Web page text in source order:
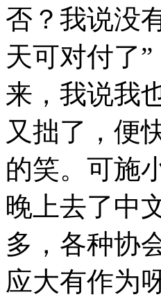
否？我说没
天可对付了
来，我说我
又拙了，便
的笑。可施
晚上去了中
多，各种协
应大有作为